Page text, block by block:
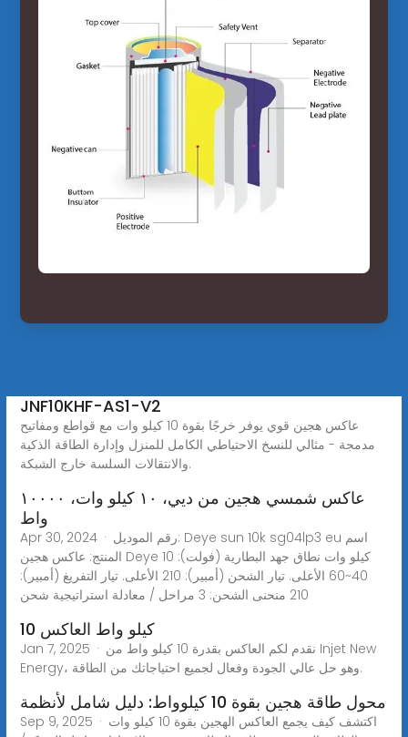
JNF10KHF-AS1-V2
عاكس هجين قوي يوفر خرجًا بقوة 10 كيلو وات مع قواطع ومفاتيح
مدمجة - مثالي للنسخ الاحتياطي الكامل للمنزل وإدارة الطاقة الذكية
والانتقالات السلسة خارج الشبكة.
عاكس شمسي هجين من ديي، ١٠ كيلو وات، ١٠٠٠٠
واط
Apr 30, 2024 · رقم الموديل: Deye sun 10k sg04lp3 eu اسم
المنتج: عاكس هجين Deye 10 كيلو وات نطاق جهد البطارية (فولت):
40~60 الأعلى. تيار الشحن (أمبير): 210 الأعلى. تيار التفريغ (أمبير):
210 منحنى الشحن: 3 مراحل / معادلة استراتيجية شحن
10 كيلو واط العاكس
Jan 7, 2025 · نقدم لكم العاكس بقدرة 10 كيلو واط من Injet New
Energy، وهو حل عالي الجودة وفعال لجميع احتياجاتك من الطاقة.
محول طاقة هجين بقوة 10 كيلوواط: دليل شامل لأنظمة
Sep 9, 2025 · اكتشف كيف يجمع العاكس الهجين بقوة 10 كيلو وات